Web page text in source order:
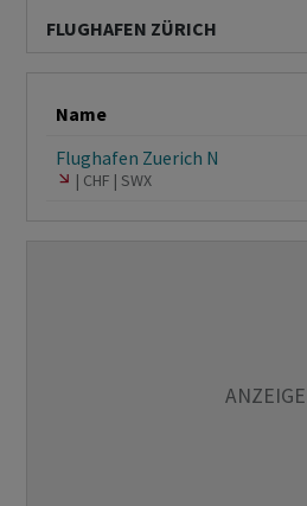
FLUGHAFEN ZÜRICH
Name
Flughafen Zuerich N
CHF SWX